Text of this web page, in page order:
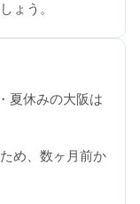
ょう。
夏休みの大阪は
め、数ヶ月前か